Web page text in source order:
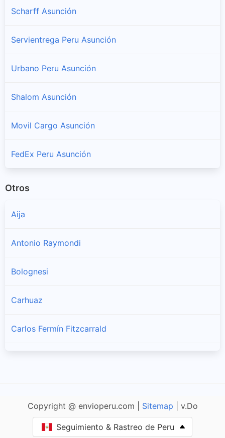
Scharff Asunción
Servientrega Peru Asunción
Urbano Peru Asunción
Shalom Asunción
Movil Cargo Asunción
FedEx Peru Asunción
Otros
Aija
Antonio Raymondi
Bolognesi
Carhuaz
Carlos Fermín Fitzcarrald
Huaraz
Copyright @ envioperu.com | Sitemap | v.Do
Seguimiento & Rastreo de Peru